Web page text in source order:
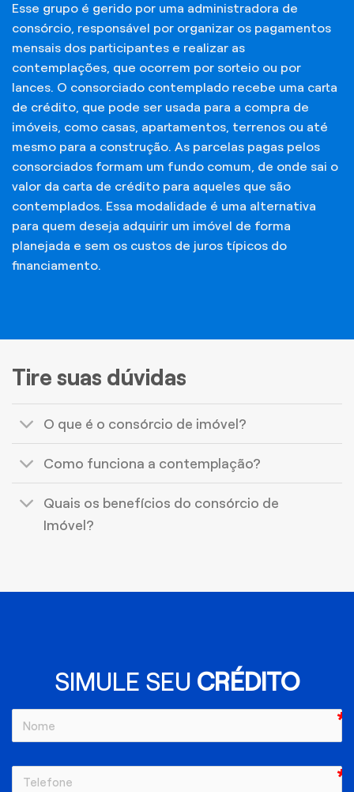
Esse grupo é gerido por uma administradora de
consórcio, responsável por organizar os pagamentos
mensais dos participantes e realizar as
contemplações, que ocorrem por sorteio ou por
lances. O consorciado contemplado recebe uma carta
de crédito, que pode ser usada para a compra de
imóveis, como casas, apartamentos, terrenos ou até
mesmo para a construção. As parcelas pagas pelos
consorciados formam um fundo comum, de onde sai o
valor da carta de crédito para aqueles que são
contemplados. Essa modalidade é uma alternativa
para quem deseja adquirir um imóvel de forma
planejada e sem os custos de juros típicos do
financiamento.
Tire suas dúvidas
O que é o consórcio de imóvel?
Como funciona a contemplação?
Quais os benefícios do consórcio de
Imóvel?
SIMULE SEU CRÉDITO